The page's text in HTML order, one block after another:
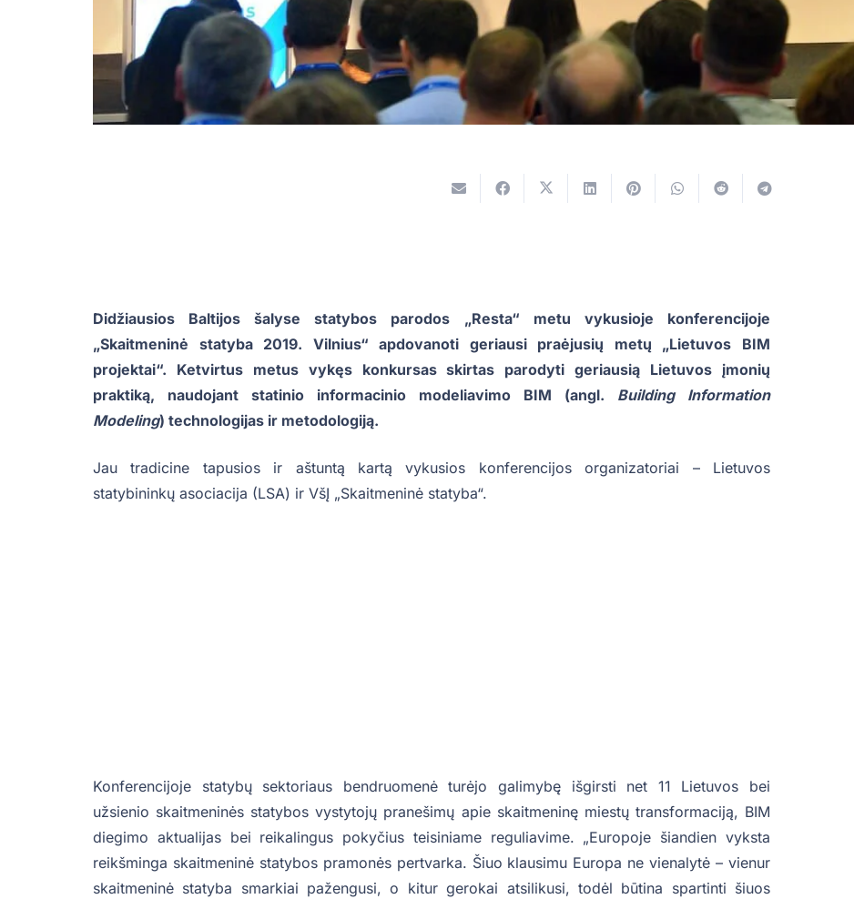
Didžiausios Baltijos šalyse statybos parodos „Resta“ metu vykusioje konferencijoje
„Skaitmeninė statyba 2019. Vilnius“ apdovanoti geriausi praėjusių metų „Lietuvos BIM
projektai“. Ketvirtus metus vykęs konkursas skirtas parodyti geriausią Lietuvos įmonių
praktiką, naudojant statinio informacinio modeliavimo BIM (angl. Building Information
Modeling) technologijas ir metodologiją.
Jau tradicine tapusios ir aštuntą kartą vykusios konferencijos organizatoriai – Lietuvos
statybininkų asociacija (LSA) ir VšĮ „Skaitmeninė statyba“.
Konferencijoje statybų sektoriaus bendruomenė turėjo galimybę išgirsti net 11 Lietuvos bei
užsienio skaitmeninės statybos vystytojų pranešimų apie skaitmeninę miestų transformaciją, BIM
diegimo aktualijas bei reikalingus pokyčius teisiniame reguliavime. „Europoje šiandien vyksta
reikšminga skaitmeninė statybos pramonės pertvarka. Šiuo klausimu Europa ne vienalytė – vienur
skaitmeninė statyba smarkiai pažengusi, o kitur gerokai atsilikusi, todėl būtina spartinti šiuos